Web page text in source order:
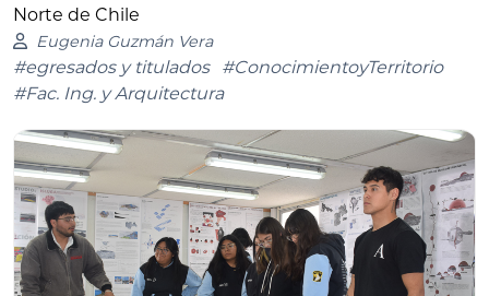
Norte de Chile
Eugenia Guzmán Vera
#egresados y titulados
#ConocimientoyTerritorio
#Fac. Ing. y Arquitectura